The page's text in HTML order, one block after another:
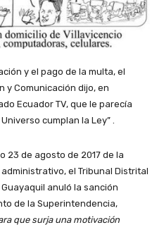
y el pago de la multa, el
y Comunicación dijo, en
Ecuador TV, que le parecía
cumplan la Ley” .
23 de agosto de 2017 de la
el Tribunal Distrital
anuló la sanción
de la Superintendencia,
que surja una motivación